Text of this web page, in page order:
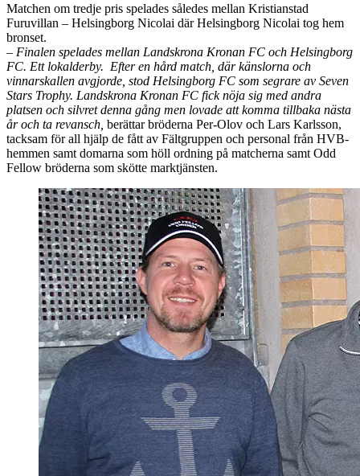
Matchen om tredje pris spelades således mellan Kristianstad
Furuvillan – Helsingborg Nicolai där Helsingborg Nicolai tog hem
bronset.
– Finalen spelades mellan Landskrona Kronan FC och Helsingborg
FC. Ett lokalderby. Efter en hård match, där känslorna och
vinnarskallen avgjorde, stod Helsingborg FC som segrare av Seven
Stars Trophy. Landskrona Kronan FC fick nöja sig med andra
platsen och silvret denna gång men lovade att komma tillbaka nästa
år och ta revansch, berättar bröderna Per-Olov och Lars Karlsson,
tacksam för all hjälp de fått av Fältgruppen och personal från HVB-
hemmen samt domarna som höll ordning på matcherna samt Odd
Fellow bröderna som skötte marktjänsten.